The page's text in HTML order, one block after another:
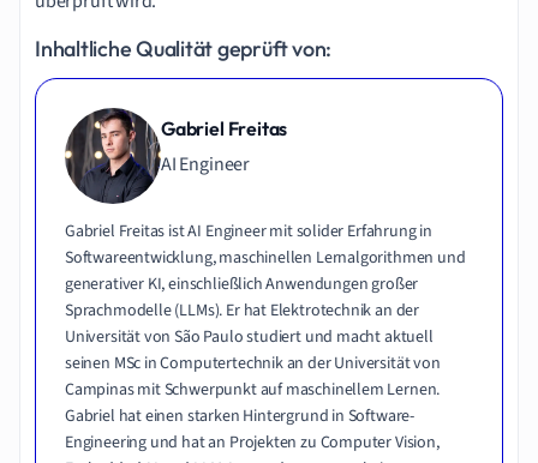
Inhaltliche Qualität geprüft von:
Gabriel Freitas
AI Engineer
Gabriel Freitas ist AI Engineer mit solider Erfahrung in
Softwareentwicklung, maschinellen Lernalgorithmen und
generativer KI, einschließlich Anwendungen großer
Sprachmodelle (LLMs). Er hat Elektrotechnik an der
Universität von São Paulo studiert und macht aktuell
seinen MSc in Computertechnik an der Universität von
Campinas mit Schwerpunkt auf maschinellem Lernen.
Gabriel hat einen starken Hintergrund in Software-
Engineering und hat an Projekten zu Computer Vision,